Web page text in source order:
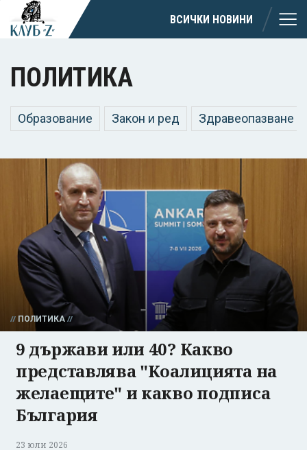
ВСИЧКИ НОВИНИ
ПОЛИТИКА
Образование Закон и ред Здравеопазване
ПОЛИТИКА
9 държави или 40? Какво
представлява "Коалицията на
желаещите" и какво подписа
България
23 юли 2026